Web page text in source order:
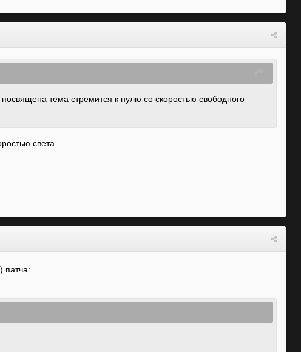
посвящена тема стремится к нулю со скоростью свободного
света.
патча: